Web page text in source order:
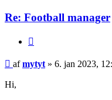
Re: Football manager
Indlæg
afmytyt » 6. jan 2023,
Hi,